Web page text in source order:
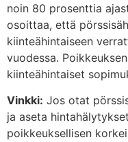
noin 80 prosenttia
osoittaa, että
kiinteähintaiseen
vuodessa.
kiinteähintaiset
Vinkki: Jos otat
ja aseta
poikkeuksellisen